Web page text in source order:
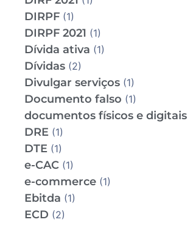
DIRPF (1)
DIRPF 2021 (1)
Dívida ativa (1)
Dívidas (2)
Divulgar serviços (1)
Documento falso (1)
documentos físicos e digitais
DRE (1)
DTE (1)
e-CAC (1)
e-commerce (1)
Ebitda (1)
ECD (2)